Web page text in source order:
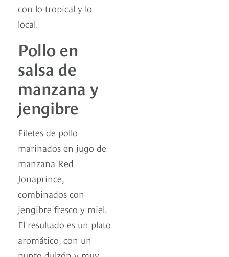
con lo tropical y lo
local.
Pollo en
salsa de
manzana y
jengibre
Filetes de pollo
marinados en jugo de
manzana Red
Jonaprince,
combinados con
jengibre fresco y miel.
El resultado es un plato
aromático, con un